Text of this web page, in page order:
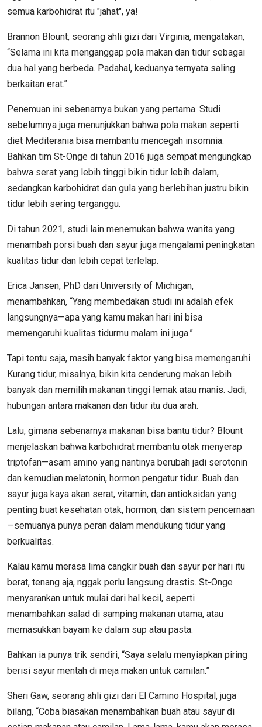
semua karbohidrat itu "jahat", ya!
Brannon Blount, seorang ahli gizi dari Virginia, mengatakan,
“Selama ini kita menganggap pola makan dan tidur sebagai
dua hal yang berbeda. Padahal, keduanya ternyata saling
berkaitan erat.”
Penemuan ini sebenarnya bukan yang pertama. Studi
sebelumnya juga menunjukkan bahwa pola makan seperti
diet Mediterania bisa membantu mencegah insomnia.
Bahkan tim St-Onge di tahun 2016 juga sempat mengungkap
bahwa serat yang lebih tinggi bikin tidur lebih dalam,
sedangkan karbohidrat dan gula yang berlebihan justru bikin
tidur lebih sering terganggu.
Di tahun 2021, studi lain menemukan bahwa wanita yang
menambah porsi buah dan sayur juga mengalami peningkatan
kualitas tidur dan lebih cepat terlelap.
Erica Jansen, PhD dari University of Michigan,
menambahkan, “Yang membedakan studi ini adalah efek
langsungnya—apa yang kamu makan hari ini bisa
memengaruhi kualitas tidurmu malam ini juga.”
Tapi tentu saja, masih banyak faktor yang bisa memengaruhi.
Kurang tidur, misalnya, bikin kita cenderung makan lebih
banyak dan memilih makanan tinggi lemak atau manis. Jadi,
hubungan antara makanan dan tidur itu dua arah.
Lalu, gimana sebenarnya makanan bisa bantu tidur? Blount
menjelaskan bahwa karbohidrat membantu otak menyerap
triptofan—asam amino yang nantinya berubah jadi serotonin
dan kemudian melatonin, hormon pengatur tidur. Buah dan
sayur juga kaya akan serat, vitamin, dan antioksidan yang
penting buat kesehatan otak, hormon, dan sistem pencernaan
—semuanya punya peran dalam mendukung tidur yang
berkualitas.
Kalau kamu merasa lima cangkir buah dan sayur per hari itu
berat, tenang aja, nggak perlu langsung drastis. St-Onge
menyarankan untuk mulai dari hal kecil, seperti
menambahkan salad di samping makanan utama, atau
memasukkan bayam ke dalam sup atau pasta.
Bahkan ia punya trik sendiri, “Saya selalu menyiapkan piring
berisi sayur mentah di meja makan untuk camilan.”
Sheri Gaw, seorang ahli gizi dari El Camino Hospital, juga
bilang, “Coba biasakan menambahkan buah atau sayur di